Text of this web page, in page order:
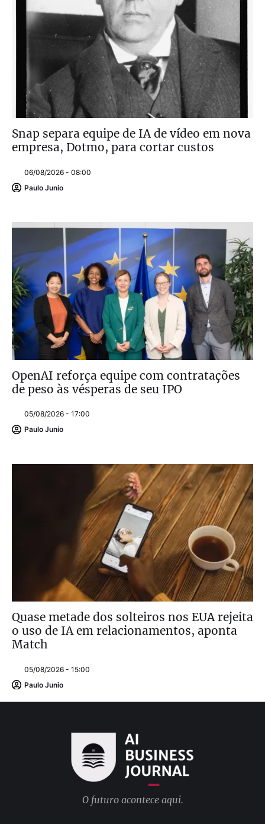
Snap separa equipe de IA de vídeo em nova
empresa, Dotmo, para cortar custos
06/08/2026 - 08:00
Paulo Junio
OpenAI reforça equipe com contratações
de peso às vésperas de seu IPO
05/08/2026 - 17:00
Paulo Junio
Quase metade dos solteiros nos EUA rejeita
o uso de IA em relacionamentos, aponta
Match
05/08/2026 - 15:00
Paulo Junio
O futuro acontece aqui.